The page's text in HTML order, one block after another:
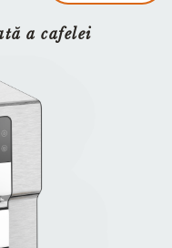
a cafelei